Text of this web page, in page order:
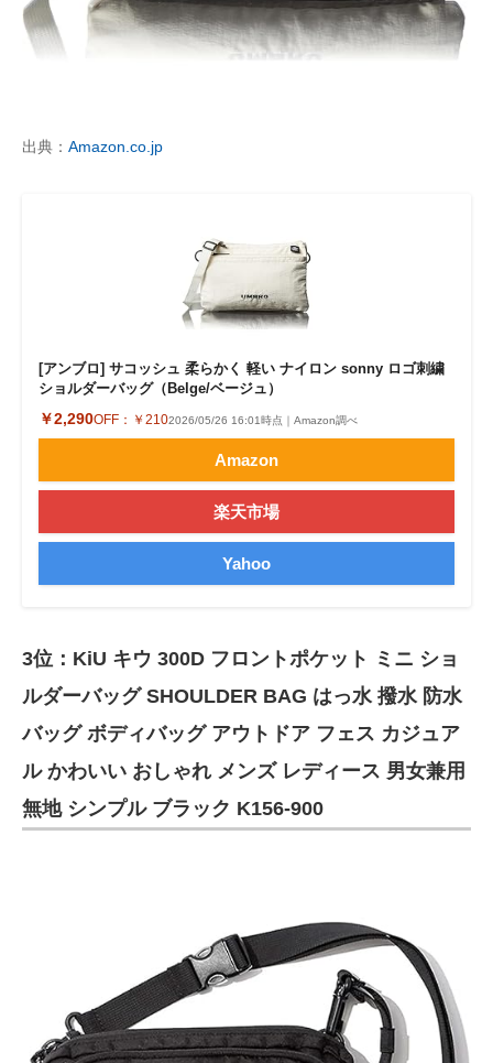
出典： Amazon.co.jp
[アンブロ] サコッシュ 柔らかく 軽い ナイロン sonny ロゴ刺繍
ショルダーバッグ（Belge/ベージュ）
￥2,290OFF： ￥2102026/05/26 16:01時点｜Amazon調べ
Amazon
楽天市場
Yahoo
3位：KiU キウ 300D フロントポケット ミニ ショ
ルダーバッグ SHOULDER BAG はっ水 撥水 防水
バッグ ボディバッグ アウトドア フェス カジュア
ル かわいい おしゃれ メンズ レディース 男女兼用
無地 シンプル ブラック K156-900